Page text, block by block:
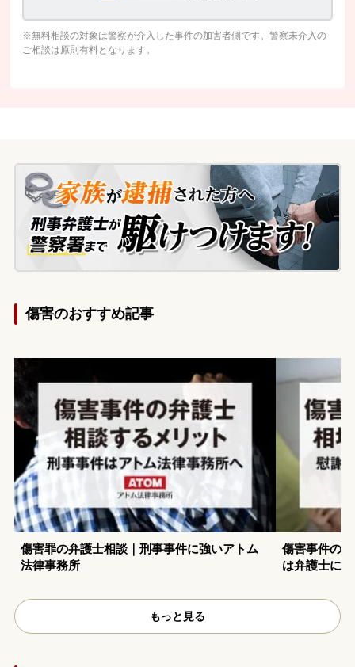
※無料相談の対象は警察が介入した事件の加害者側です。警察未介入の
ご相談は原則有料となります。
傷害のおすすめ記事
傷害罪の弁護士相談｜刑事事件に強いアトム
法律事務所
傷害事件の
は弁護士に
もっと見る